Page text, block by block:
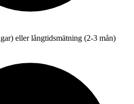
eller långtidsmätning (2-3 mån)